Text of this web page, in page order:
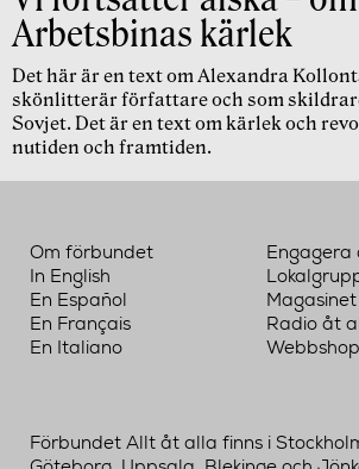
Arbetsbinas kärlek
Det här är en text om Alexandra
skönlitterär författare och som
Sovjet. Det är en text om kärlek och
nutiden och framtiden.
Om förbundet
In English
En Español
En Français
En Italiano
Engagera
Radio åt
Webbshop
Förbundet Allt åt alla finns i